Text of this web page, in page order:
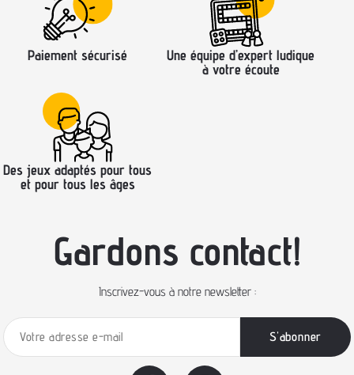
Paiement sécurisé
Une équipe d’expert ludique
à votre écoute
Des jeux adaptés pour tous
et pour tous les âges
Gardons contact!
Inscrivez-vous à notre newsletter :